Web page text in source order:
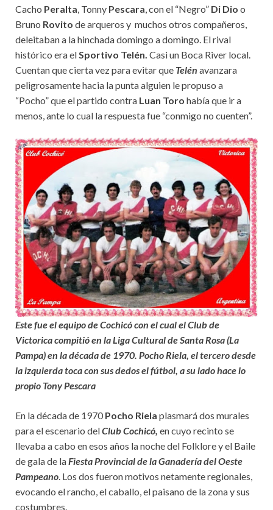
Cacho Peralta, Tonny Pescara, con el “Negro” Di Dio o
Bruno Rovito de arqueros y muchos otros compañeros,
deleitaban a la hinchada domingo a domingo. El rival
histórico era elSportivo Telén. Casi un Boca River local.
Cuentan que cierta vez para evitar que Telén avanzara
peligrosamente hacia la punta alguien le propuso a
“Pocho” que el partido contra Luan Toro había que ir a
menos, ante lo cual la respuesta fue “conmigo no cuenten”.
Este fue el equipo de Cochicó con el cual el Club de
Victorica compitió en la Liga Cultural de Santa Rosa (La
Pampa) en la década de 1970. Pocho Riela, el tercero desde
la izquierda toca con sus dedos el fútbol, a su lado hace lo
propio Tony Pescara
En la década de 1970 Pocho Riela plasmará dos murales
para el escenario delClub Cochicó, en cuyo recinto se
llevaba a cabo en esos años la noche del Folklore y el Baile
de gala de laFiesta Provincial de la Ganadería del Oeste
Pampeano. Los dos fueron motivos netamente regionales,
evocando el rancho, el caballo, el paisano de la zona y sus
costumbres.